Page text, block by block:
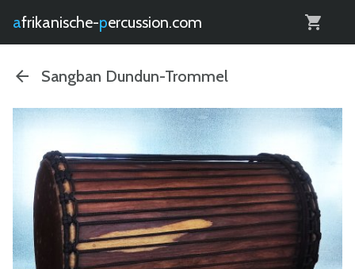
afrikanische- percussion.com
Sangban Dundun-Trommel